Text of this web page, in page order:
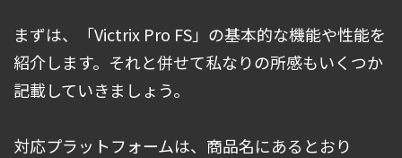
まずは、「Victrix Pro FS」の基本的な機能や性能を
紹介します。それと併せて私なりの所感もいくつか
記載していきましょう。
対応プラットフォームは、商品名にあるとおり